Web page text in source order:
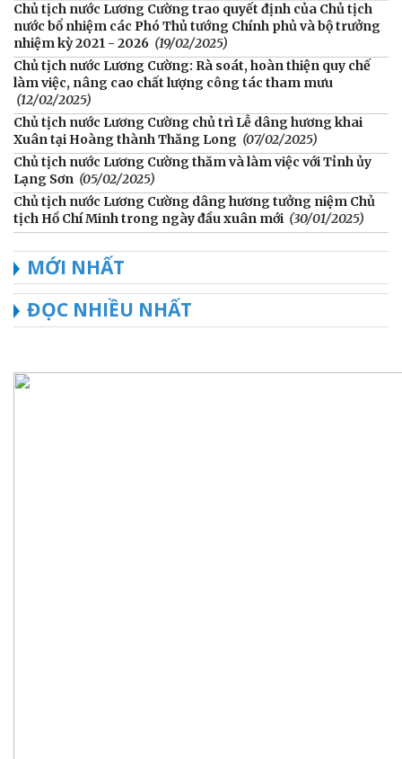
Chủ tịch nước Lương Cường trao quyết định của Chủ tịch
nước bổ nhiệm các Phó Thủ tướng Chính phủ và bộ trưởng
nhiệm kỳ 2021 - 2026 (19/02/2025)
Chủ tịch nước Lương Cường: Rà soát, hoàn thiện quy chế
làm việc, nâng cao chất lượng công tác tham mưu
(12/02/2025)
Chủ tịch nước Lương Cường chủ trì Lễ dâng hương khai
Xuân tại Hoàng thành Thăng Long (07/02/2025)
Chủ tịch nước Lương Cường thăm và làm việc với Tỉnh ủy
Lạng Sơn (05/02/2025)
Chủ tịch nước Lương Cường dâng hương tưởng niệm Chủ
tịch Hồ Chí Minh trong ngày đầu xuân mới (30/01/2025)
MỚI NHẤT
ĐỌC NHIỀU NHẤT